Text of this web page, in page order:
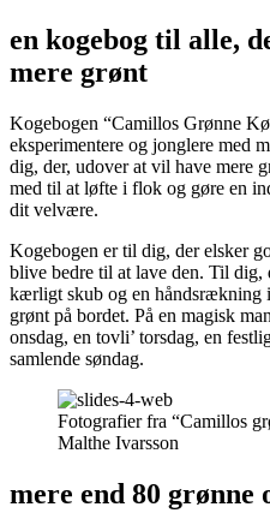
en kogebog til alle,
mere grønt
Kogebogen “Camillos Grønne
eksperimentere og jonglere med
dig, der, udover at vil have mere
med til at løfte i flok og gøre en
dit velvære.
Kogebogen er til dig, der elsker
blive bedre til at lave den. Til
kærligt skub og en håndsrækning
grønt på bordet. På en magisk
onsdag, en tovli’ torsdag, en
samlende søndag.
Fotografier fra “Camillos
Malthe Ivarsson
mere end 80